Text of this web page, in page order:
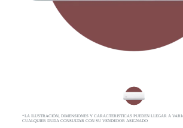
*LA ILUSTRACIÓN, DIMENSIONES Y CARACTERISTICAS PUEDEN LLEGAR A
CUALQUIER DUDA CONSULTAR CON SU VENDEDOR ASIGNADO